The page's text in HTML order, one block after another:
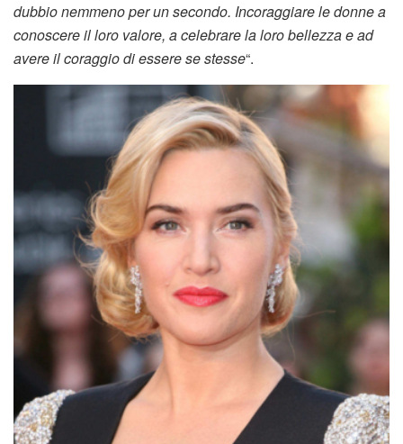
dubbio nemmeno per un secondo. Incoraggiare le donne a
conoscere il loro valore, a celebrare la loro bellezza e ad
avere il coraggio di essere se stesse“.